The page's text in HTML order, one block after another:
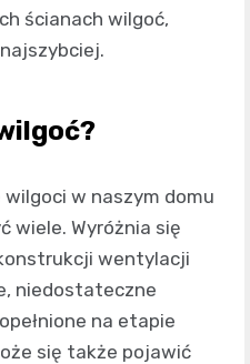
ścianach wilgoć,
w naszym domu
wiele. Wyróżnia się
wentylacji
niedostateczne
na etapie
się także pojawić